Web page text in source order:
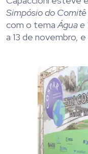
Simpósio do
com o temaÁgua e
a 13 de novembro,